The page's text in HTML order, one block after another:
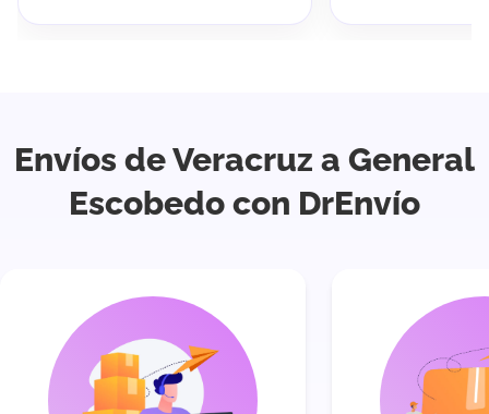
Envíos de Veracruz a General
Escobedo con DrEnvío